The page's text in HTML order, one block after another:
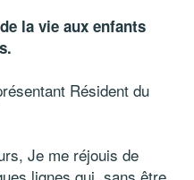
la vie aux enfants
Résident du
Je me réjouis de